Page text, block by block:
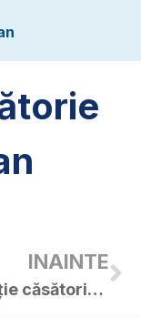
INAINTE
Publicație căsătorie Ramona și Marius